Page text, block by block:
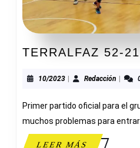
TERRALFAZ 52-
10/202310/2023Redacción
Primer partido oficial para el
muchos problemas para
LEER MÁSLEER